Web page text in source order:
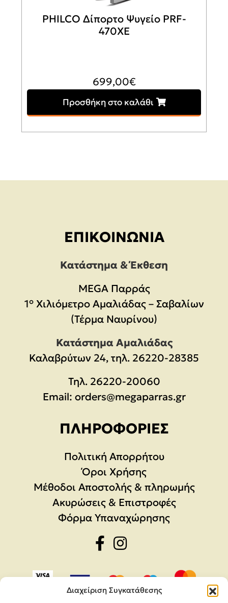
Διαχείριση Συγκατάθεσης
PHILCO Δίπορτο Ψυγείο PRF-
470XE
699,00€
Προσθήκη στο καλάθι
ΕΠΙΚΟΙΝΩΝΊΑ
Κατάστημα & Έκθεση
MEGA Παρράς
1° Χιλιόμετρο Αμαλιάδας – Σαβαλίων
(Τέρμα Ναυρίνου)
Κατάστημα Αμαλιάδας
Καλαβρύτων 24, τηλ. 26220-28385
Τηλ. 26220-20060
Email: orders@megaparras.gr
ΠΛΗΡΟΦΟΡΊΕΣ
Πολιτική Απορρήτου
Όροι Χρήσης
Μέθοδοι Αποστολής & πληρωμής
Ακυρώσεις & Επιστροφές
Φόρμα Υπαναχώρησης